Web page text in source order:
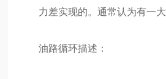
力差实现的。通常认为有一
油路循环描述：